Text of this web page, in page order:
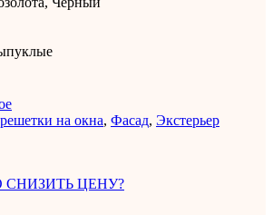
на окна, Фасад, Экстерьер
ЦЕНУ?